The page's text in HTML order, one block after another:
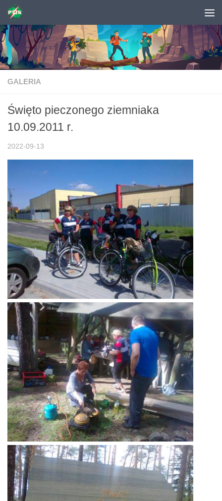
Skip to content
GALERIA
Święto pieczonego ziemniaka
10.09.2011 r.
2022-09-13